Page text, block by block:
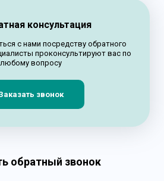
консультация
с нами посредству обратного
проконсультируют вас по
любому вопросу
звонок
обратный звонок